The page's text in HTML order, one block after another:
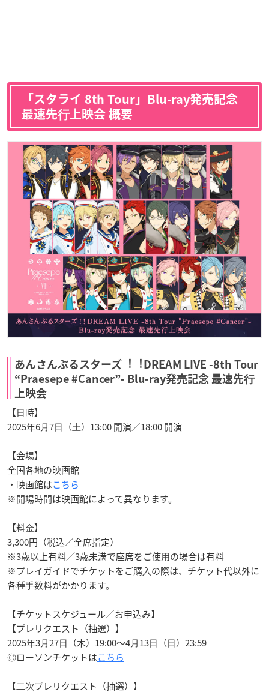
「スタライ 8th Tour」Blu-ray発売記念
最速先⾏上映会 概要
あんさんぶるスターズ︕︕DREAM LIVE -8th Tour
“Praesepe #Cancer”- Blu-ray発売記念 最速先⾏
上映会
【⽇時】
2025年6⽉7⽇（⼟）13:00 開演／18:00 開演
【会場】
全国各地の映画館
・映画館はこちら
※開場時間は映画館によって異なります。
【料⾦】
3,300円（税込／全席指定）
※3歳以上有料／3歳未満で座席をご使⽤の場合は有料
※プレイガイドでチケットをご購⼊の際は、チケット代以外に
各種⼿数料がかかります。
【チケットスケジュール／お申込み】
【プレリクエスト（抽選）】
2025年3⽉27⽇（⽊）19:00〜4⽉13⽇（⽇）23:59
◎ローソンチケットはこちら
【⼆次プレリクエスト（抽選）】